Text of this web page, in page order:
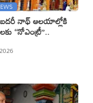
నాథ్ ఆలయాల్లోకి
‘‘నోఎంట్రీ’’..